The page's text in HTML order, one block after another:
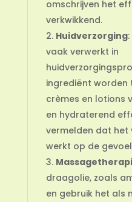
omschrijven het
verkwikkend.
Huidverzorging
vaak verwerkt in
ingrediënt worden
crèmes en lotions
en hydraterend
vermelden dat het
werkt op de
draagolie, zoals
en gebruik het als